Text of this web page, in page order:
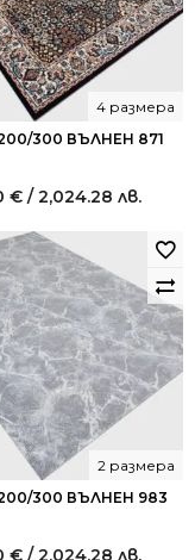
300 ВЪЛНЕН 871
4 размера
€ / 2,024.28 лв.
300 ВЪЛНЕН 983
2 размера
€ / 2,024.28 лв.